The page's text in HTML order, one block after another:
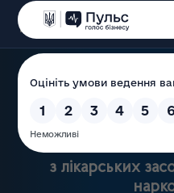
Державна
з лікарських